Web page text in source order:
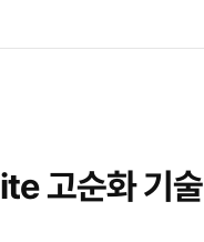
고순화 기술